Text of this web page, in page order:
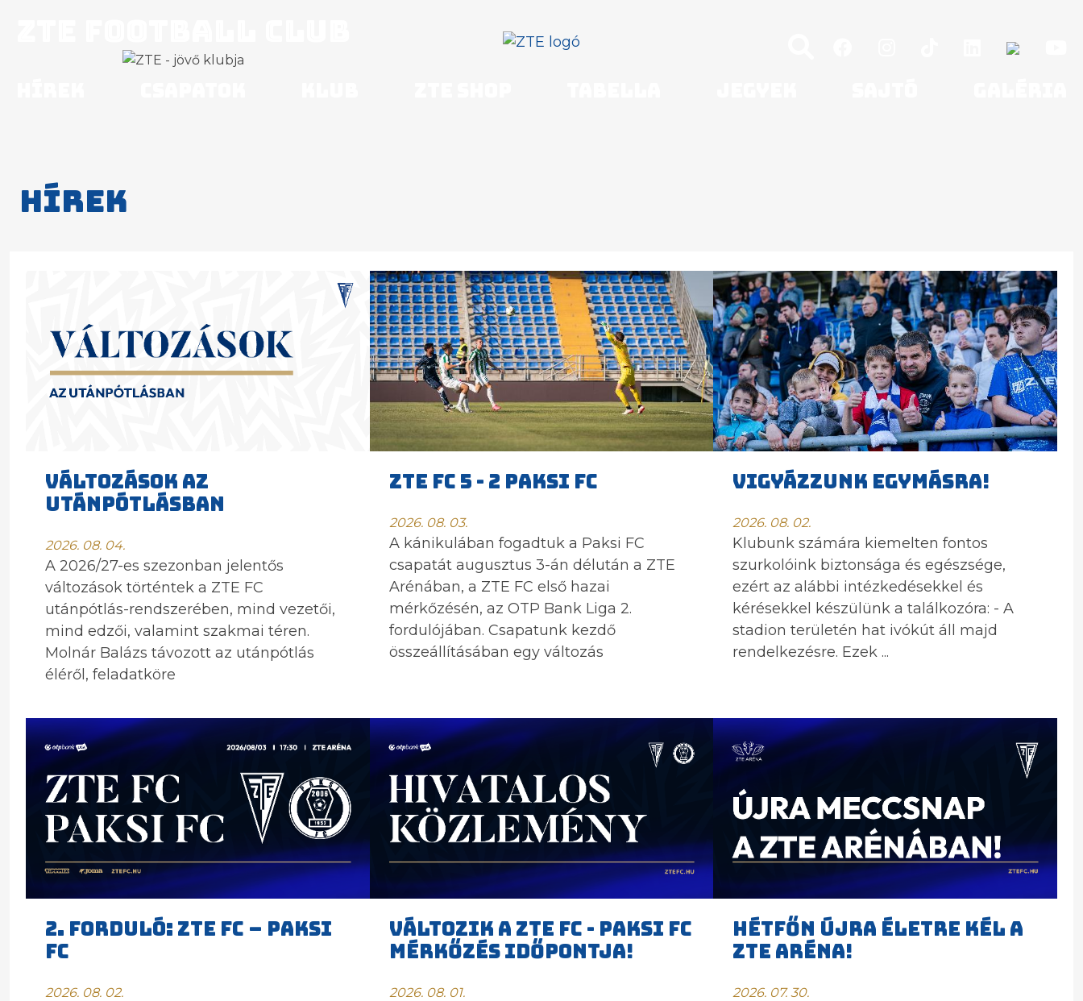
Hírek
VÁLTOZÁSOK AZ
UTÁNPÓTLÁSBAN
2026. 08. 04.
A 2026/27-es szezonban jelentős
változások történtek a ZTE FC
utánpótlás-rendszerében, mind vezetői,
mind edzői, valamint szakmai téren.
Molnár Balázs távozott az utánpótlás
éléről, feladatköre
ZTE FC 5 - 2 PAKSI FC
2026. 08. 03.
A kánikulában fogadtuk a Paksi FC
csapatát augusztus 3-án délután a ZTE
Arénában, a ZTE FC első hazai
mérkőzésén, az OTP Bank Liga 2.
fordulójában. Csapatunk kezdő
összeállításában egy változás
VIGYÁZZUNK EGYMÁSRA!
2026. 08. 02.
Klubunk számára kiemelten fontos
szurkolóink biztonsága és egészsége,
ezért az alábbi intézkedésekkel és
kérésekkel készülünk a találkozóra: - A
stadion területén hat ivókút áll majd
rendelkezésre. Ezek ...
2. FORDULÓ: ZTE FC – PAKSI
FC
2026. 08. 02.
VÁLTOZIK A ZTE FC - PAKSI FC
MÉRKŐZÉS IDŐPONTJA!
2026. 08. 01.
HÉTFŐN ÚJRA ÉLETRE KÉL A
ZTE ARÉNA!
2026. 07. 30.